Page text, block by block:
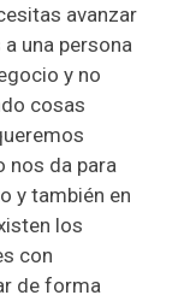
avanzar
una persona
y no
cosas
nos da para
y también en
los
con
de forma